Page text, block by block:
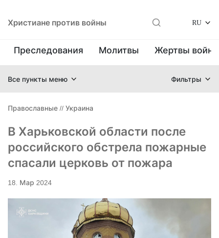
Христиане против войны RU
Преследования Молитвы Жертвы
Все пункты меню Фильтры
Православные // Украина
В Харьковской области после
российского обстрела пожарные
спасали церковь от пожара
18. Мар 2024